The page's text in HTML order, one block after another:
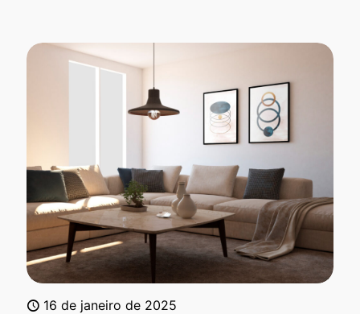
16 de janeiro de 2025